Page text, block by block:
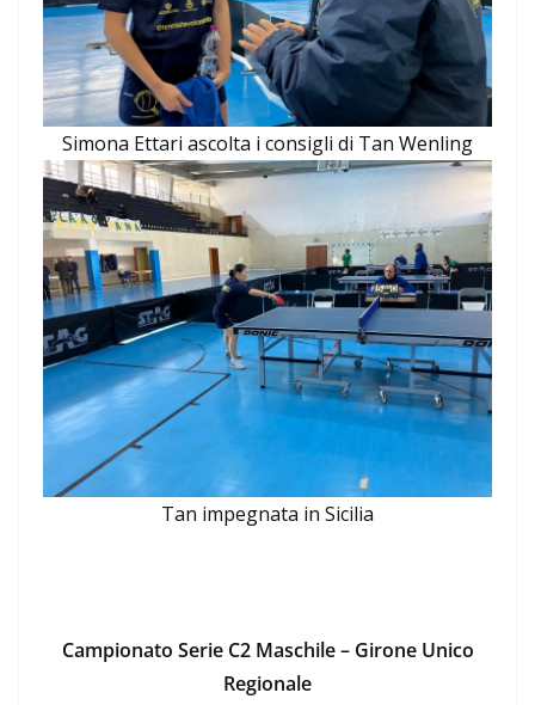
Simona Ettari ascolta i consigli di Tan Wenling
Tan impegnata in Sicilia
Campionato Serie C2 Maschile – Girone Unico
Regionale